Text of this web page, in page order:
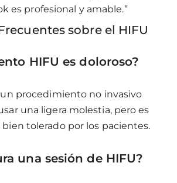
es profesional y amable.”
sobre el HIFU
HIFU es doloroso?
un procedimiento no invasivo
una ligera molestia, pero es
tolerado por los pacientes.
una sesión de HIFU?